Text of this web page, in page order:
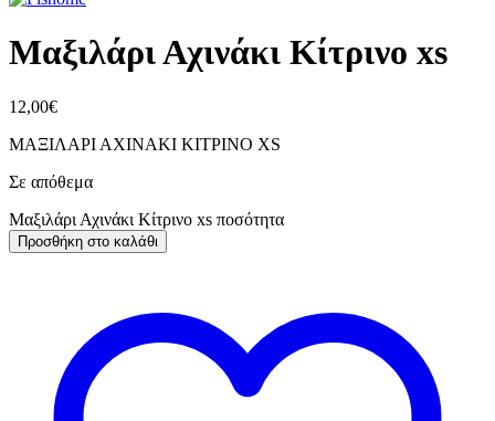
Μαξιλάρι Αχινάκι Κίτρινο xs
12,00€
ΜΑΞΙΛΑΡΙ ΑΧΙΝΑΚΙ ΚΙΤΡΙΝΟ XS
Σε απόθεμα
Μαξιλάρι Αχινάκι Κίτρινο xs ποσότητα
Προσθήκη στο καλάθι